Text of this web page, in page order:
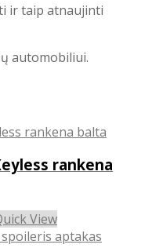
ir taip atnaujinti
automobiliui.
rankena
View